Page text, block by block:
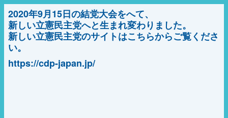
2020年9月15日の結党大会をへて、
新しい立憲民主党へと生まれ変わりました。
新しい立憲民主党のサイトはこちらからご覧くださ
い。
https://cdp-japan.jp/